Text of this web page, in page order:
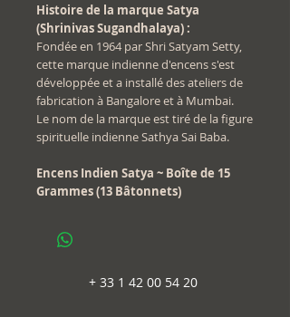
Histoire de la marque Satya
(Shrinivas Sugandhalaya) :
Fondée en 1964 par Shri Satyam Setty,
cette marque indienne d'encens s'est
développée et a installé des ateliers de
fabrication à Bangalore et à Mumbai.
Le nom de la marque est tiré de la figure
spirituelle indienne Sathya Sai Baba.
Encens Indien Satya ~ Boîte de 15
Grammes (13 Bâtonnets)
+ 33 1 42 00 54 20